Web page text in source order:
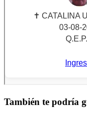
También te podría